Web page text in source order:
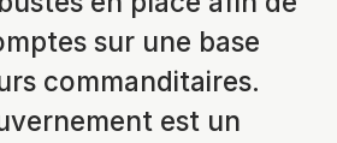
sur une base
commanditaires.
est un